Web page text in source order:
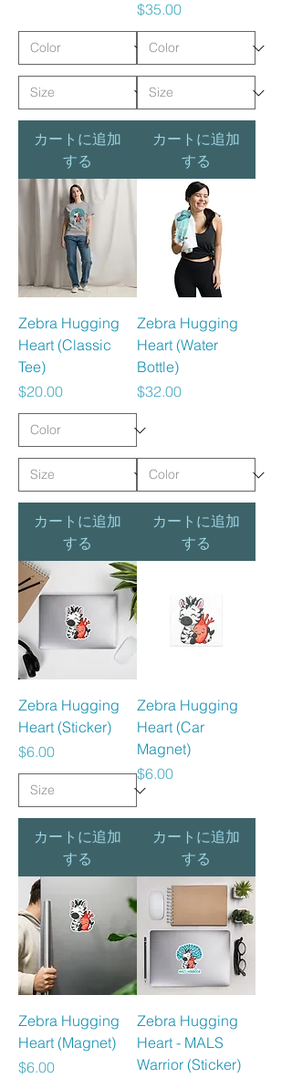
カートに追加
する
価格
$35.00
カートに追加
する
Zebra Hugging
Heart (Classic
Tee)
価格
$20.00
カートに追加
する
Zebra Hugging
Heart (Water
Bottle)
価格
$32.00
カートに追加
する
Zebra Hugging
Heart (Sticker)
価格
$6.00
カートに追加
する
Zebra Hugging
Heart (Car
Magnet)
価格
$6.00
カートに追加
する
Zebra Hugging
Heart (Magnet)
価格
$6.00
Zebra Hugging
Heart - MALS
Warrior (Sticker)